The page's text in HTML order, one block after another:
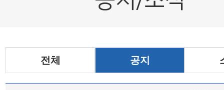
전체 공지